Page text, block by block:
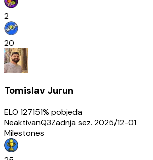
2
20
Tomislav Jurun
ELO 127151% pobjeda
NeaktivanQ3Zadnja sez. 2025/12-01
Milestones